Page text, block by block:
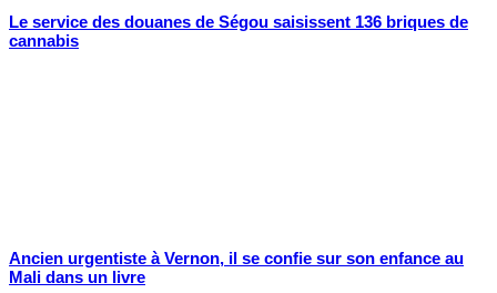
Le service des douanes de Ségou saisissent 136 briques de
cannabis
Ancien urgentiste à Vernon, il se confie sur son enfance au
Mali dans un livre